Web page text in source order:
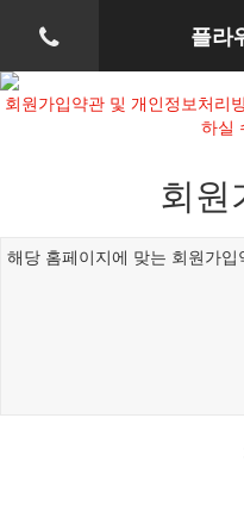
플라
회원가입약관 및 개인정보처리
하실
회원